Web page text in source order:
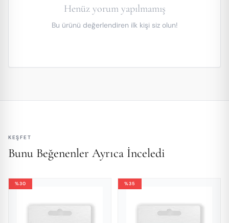
Henüz yorum yapılmamış
Bu ürünü değerlendiren ilk kişi siz olun!
KEŞFET
Bunu Beğenenler Ayrıca İnceledi
%30 %35